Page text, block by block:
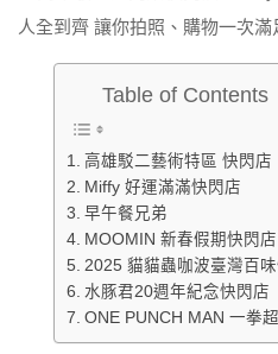
Table of Contents
高雄駁二藝術特區 快閃店
Miffy 好運滿滿快閃店
早午餐兄弟
MOOMIN 新春假期快閃店
2025 貓貓蟲咖波臺灣百
水豚君20週年紀念快閃店
ONE PUNCH MAN 一拳